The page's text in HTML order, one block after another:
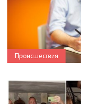
Происшествия